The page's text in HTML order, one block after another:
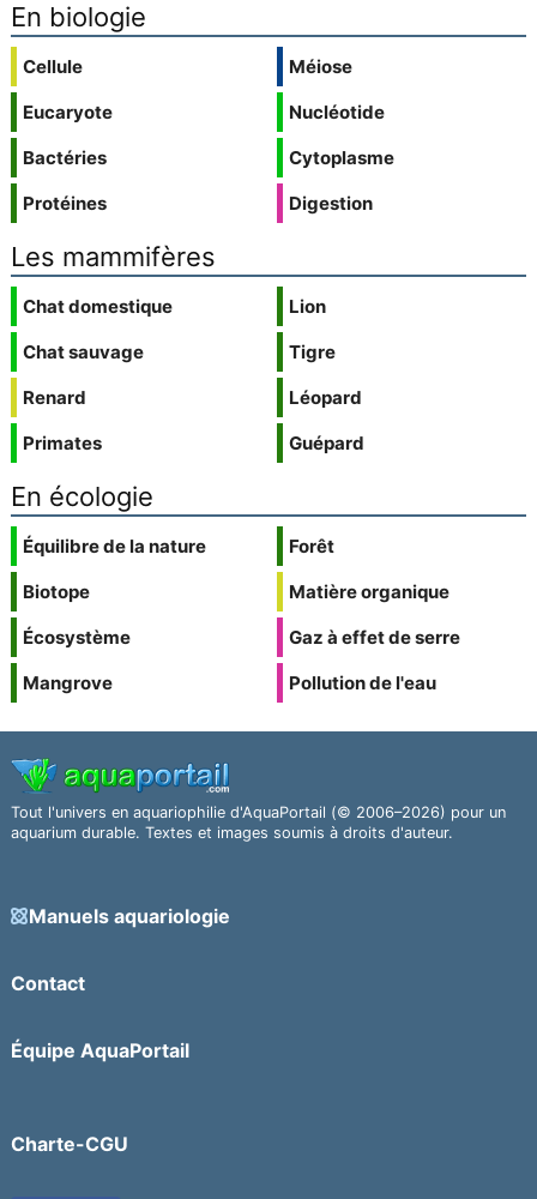
En biologie
Cellule
Eucaryote
Bactéries
Protéines
Méiose
Nucléotide
Cytoplasme
Digestion
Les mammifères
Chat domestique
Chat sauvage
Renard
Primates
Lion
Tigre
Léopard
Guépard
En écologie
Équilibre de la nature
Biotope
Écosystème
Mangrove
Forêt
Matière organique
Gaz à effet de serre
Pollution de l'eau
Tout l'univers en aquariophilie d'AquaPortail (© 2006–2026) pour un
aquarium durable. Textes et images soumis à droits d'auteur.
Manuels aquariologie
Contact
Équipe AquaPortail
Charte-CGU